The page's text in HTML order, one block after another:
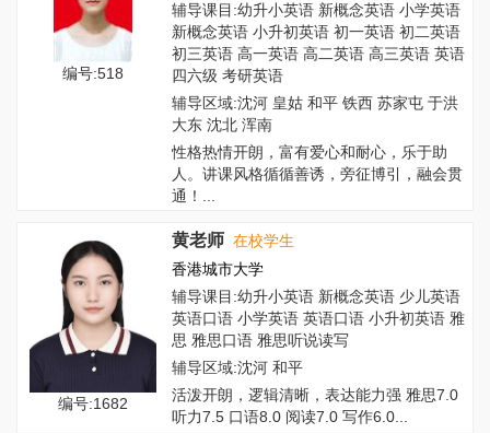
编号:518
辅导课目:幼升小英语 新概念英语 小学英语
新概念英语 小升初英语 初一英语 初二英语
初三英语 高一英语 高二英语 高三英语 英语
四六级 考研英语
辅导区域:沈河 皇姑 和平 铁西 苏家屯 于洪
大东 沈北 浑南
性格热情开朗，富有爱心和耐心，乐于助
人。讲课风格循循善诱，旁征博引，融会贯
通！...
编号:1682
黄老师 在校学生
香港城市大学
辅导课目:幼升小英语 新概念英语 少儿英语
英语口语 小学英语 英语口语 小升初英语 雅
思 雅思口语 雅思听说读写
辅导区域:沈河 和平
活泼开朗，逻辑清晰，表达能力强 雅思7.0
听力7.5 口语8.0 阅读7.0 写作6.0...